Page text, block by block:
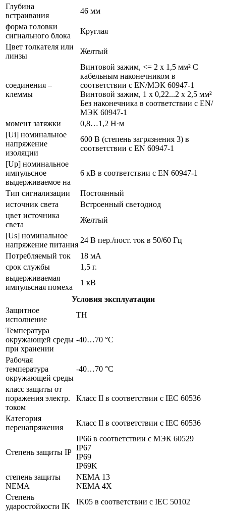
Глубина
встраивания
46 мм
форма головки
сигнального блока
Круглая
Цвет толкателя или
линзы
Желтый
соединения –
клеммы
Винтовой зажим, <= 2 x 1,5 мм² С
кабельным наконечником в
соответствии с EN/МЭК 60947-1
Винтовой зажим, 1 x 0,22...2 x 2,5 мм²
Без наконечника в соответствии с EN/
МЭК 60947-1
момент затяжки
0,8…1,2 Н·м
[Ui] номинальное
напряжение
изоляции
600 В (степень загрязнения 3) в
соответствии с EN 60947-1
[Up] номинальное
импульсное
выдерживаемое на
6 кВ в соответствии с EN 60947-1
Тип сигнализации
Постоянный
источник света
Встроенный светодиод
цвет источника
света
Желтый
[Us] номинальное
напряжение питания
24 В пер./пост. ток в 50/60 Гц
Потребляемый ток
18 мА
срок службы
1,5 г.
выдерживаемая
импульсная помеха
1 кВ
Условия эксплуатации
Защитное
исполнение
TH
Температура
окружающей среды
при хранении
-40…70 °C
Рабочая
температура
окружающей среды
-40…70 °C
класс защиты от
поражения электр.
током
Класс II в соответствии с IEC 60536
Категория
перенапряжения
Класс II в соответствии с IEC 60536
Степень защиты IP
IP66 в соответствии с МЭК 60529
IP67
IP69
IP69K
степень защиты
NEMA
NEMA 13
NEMA 4X
Степень
ударостойкости IK
IK05 в соответствии с IEC 50102